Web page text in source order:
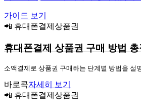
가이드 보기
📲 휴대폰결제상품권
휴대폰결제 상품권 구매 방법 총
소액결제로 상품권 구매하는 단계별 방법을 설
바로콕자세히 보기
📲 휴대폰결제상품권